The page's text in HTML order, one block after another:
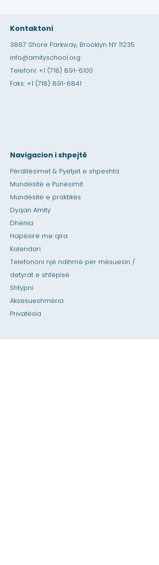
Kontaktoni
3867 Shore Parkway, Brooklyn NY 11235
info@amityschool.org
Telefoni: +1 (718) 891-6100
Faks: +1 (718) 891-6841
Navigacion i shpejtë
Përditësimet & Pyetjet e shpeshta
Mundësitë e Punësimit
Mundësitë e praktikës
Dyqan Amity
Dhënia
Hapësirë me qira
Kalendari
Telefononi një ndihmë për mësuesin /
detyrat e shtëpisë
Shtypni
Aksesueshmëria
Privatësia